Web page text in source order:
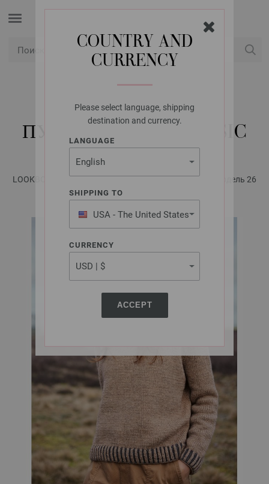
COUNTRY AND
CURRENCY
Please select language, shipping
destination and currency.
LANGUAGE
SHIPPING TO
USA - The United States
of America
CURRENCY
ACCEPT
LANA GROSSA
ПУЛОВЕР NEW CLASSIC
LOOKBOOK No. 15 - инструкции на русском языке | Модель 26